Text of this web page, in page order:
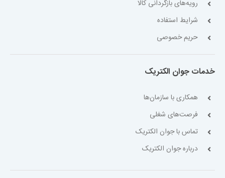
رویه‌های بازگردانی کالا
شرایط استفاده
حریم خصوصی
خدمات جوان الکتریک
همکاری با سازمان‌ها
فرصت‌های شغلی
تماس با جوان الکتریک
درباره جوان الکتریک